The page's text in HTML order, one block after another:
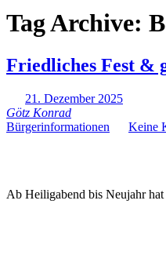
Tag Archive:
Friedliches Fest &
21. Dezember 2025
Götz Konrad
Bürgerinformationen
Keine
Ab Heiligabend bis Neujahr